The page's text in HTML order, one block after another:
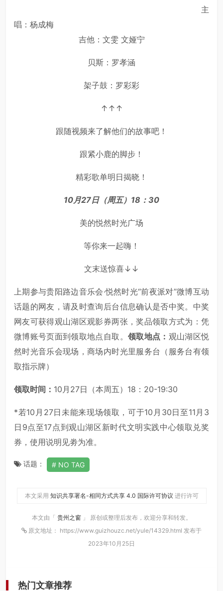
主
唱：杨成梅
吉他：文雯 文娅宁
贝斯：罗孝涵
架子鼓：罗彩彩
↑↑↑
跟随视频来了解他们的故事吧！
跟紧小鹿的脚步！
精彩歌单明日揭晓！
10月27日（周五）18：30
美的悦然时光广场
等你来一起嗨！
文末送惊喜↓↓
上期参与贵阳路边音乐会·悦然时光“前夜派对”微博互动
话题的网友，请及时查询后台信息确认是否中奖。中奖
网友可获得观山湖区观影券两张，奖品领取方式为：凭
微博账号页面到领取地点自取。 领取地点： 观山湖区悦
然时光音乐会现场，商场内时光里服务台（服务台有领
取指示牌）
领取时间： 10月27日（本周五）18：20-19:30
*若10月27日未能来现场领取，可于10月30日至11月3
日9点至17点到观山湖区新时代文明实践中心领取兑奖
券，使用说明见劵为准。
话题： NO TAG
本文采用 知识共享署名-相同方式共享 4.0 国际许可协议 进行许可
本文由「 贵州之窗 」 原创或整理后发布，欢迎分享和转发。
原文地址： https://www.guizhouzc.net/yule/14329.html 发布于
2023年10月25日
热门文章推荐